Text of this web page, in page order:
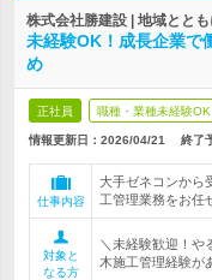
株式会社勝建設 | 地域とと
未経験OK！成長企業で
め
正社員 職種・業種未経験OK
情報更新日：2026/04/21 終了
仕事内容
大手ゼネコンから
工管理業務をお任
対象と
なる方
＼未経験歓迎！や
木施工管理経験が